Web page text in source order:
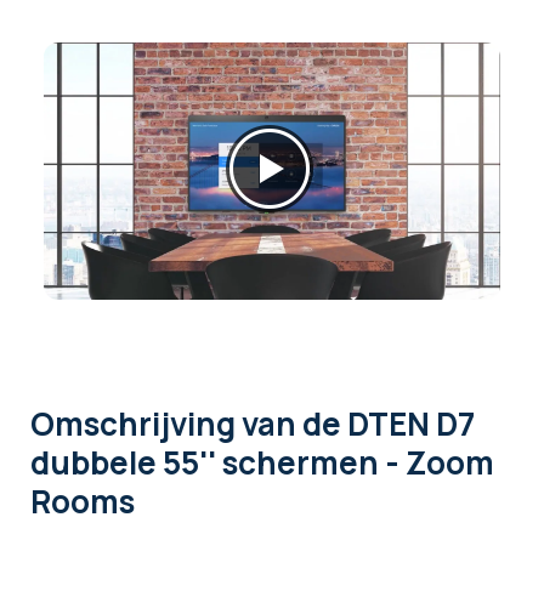
Omschrijvingvan de DTEN D7
dubbele 55'' schermen - Zoom
Rooms